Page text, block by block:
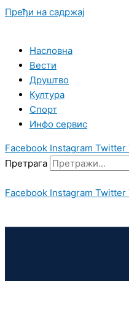
Пређи на садржај
Насловна
Вести
Друштво
Култура
Спорт
Инфо сервис
Facebook Instagram Twitter
Претрага
Facebook Instagram Twitter